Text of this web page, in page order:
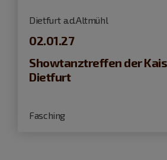
Dietfurt a.d.Altmühl
02.01.27
Showtanztreffen der
Dietfurt
Fasching